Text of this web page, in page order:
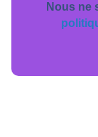
Nous ne